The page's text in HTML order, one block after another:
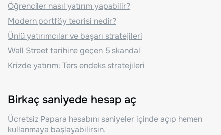
Öğrenciler nasıl yatırım yapabilir?
Modern portföy teorisi nedir?
Ünlü yatırımcılar ve başarı stratejileri
Wall Street tarihine geçen 5 skandal
Krizde yatırım: Ters endeks stratejileri
Birkaç saniyede hesap aç
Ücretsiz Papara hesabını saniyeler içinde açıp hemen
kullanmaya başlayabilirsin.